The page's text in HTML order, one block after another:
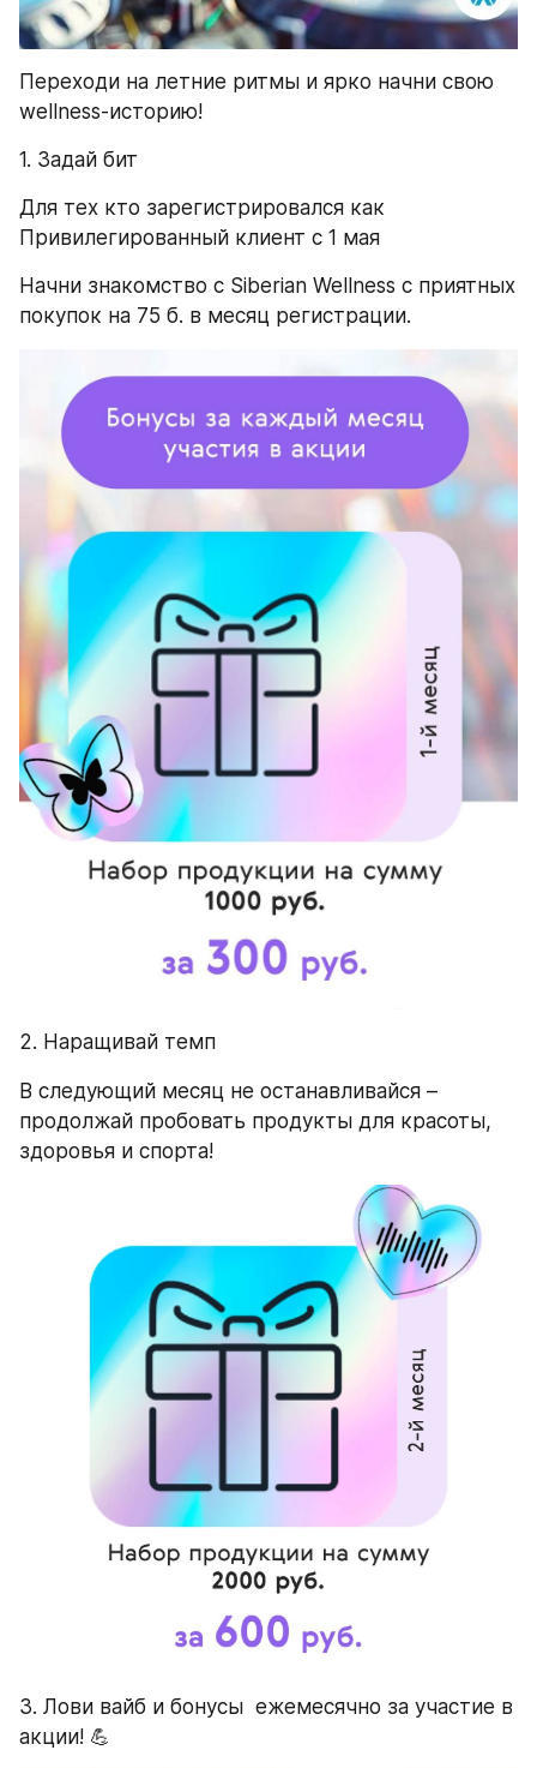
Переходи на летние ритмы и ярко начни свою
wellness-историю!
1. Задай бит
Для тех кто зарегистрировался как
Привилегированный клиент с 1 мая
Начни знакомство с Siberian Wellness с приятных
покупок на 75 б. в месяц регистрации.
2. Наращивай темп
В следующий месяц не останавливайся –
продолжай пробовать продукты для красоты,
здоровья и спорта!
3. Лови вайб и бонусы  ежемесячно за участие в
акции! 💪